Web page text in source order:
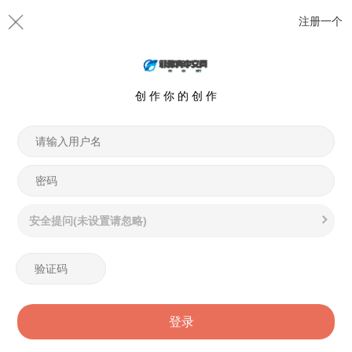
注册一个
创 作 你 的 创 作
安全提问(未设置请忽略)
登录